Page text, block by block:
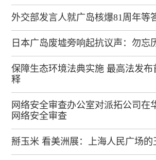
外交部发言人就广岛核爆81周年等
日本广岛废墟旁响起抗议声：勿
保障生态环境法典实施 最高法发
释
网络安全审查办公室对派拓公司在
网络安全审查
掰玉米 看美洲展：上海人民广场的